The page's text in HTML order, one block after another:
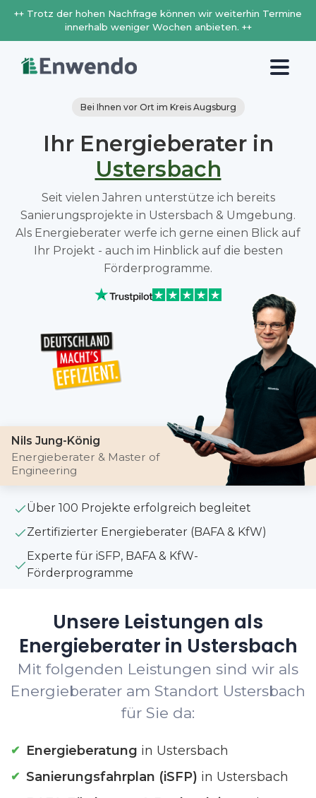
++ Trotz der hohen Nachfrage können wir weiterhin Termine
innerhalb weniger Wochen anbieten. ++
Bei Ihnen vor Ort im Kreis Augsburg
Ihr Energieberater in
Ustersbach
Seit vielen Jahren unterstütze ich bereits
Sanierungsprojekte in Ustersbach & Umgebung.
Als Energieberater werfe ich gerne einen Blick auf
Ihr Projekt - auch im Hinblick auf die besten
Förderprogramme.
Nils Jung-König
Energieberater & Master of
Engineering
Über 100 Projekte erfolgreich begleitet
Zertifizierter Energieberater (BAFA & KfW)
Experte für iSFP, BAFA & KfW-
Förderprogramme
Unsere Leistungen als
Energieberater in Ustersbach
Mit folgenden Leistungen sind wir als
Energieberater am Standort Ustersbach
für Sie da:
Energieberatung in Ustersbach
Sanierungsfahrplan (iSFP) in Ustersbach